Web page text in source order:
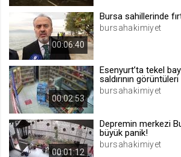
1 ay
.web.tv
İsimsiz
00:06:40
Bursa sahillerinde
bursahakimiyet
00:02:53
Esenyurt’ta tekel
saldırının
bursahakimiyet
00:01:12
Depremin merkezi
büyük panik!
bursahakimiyet